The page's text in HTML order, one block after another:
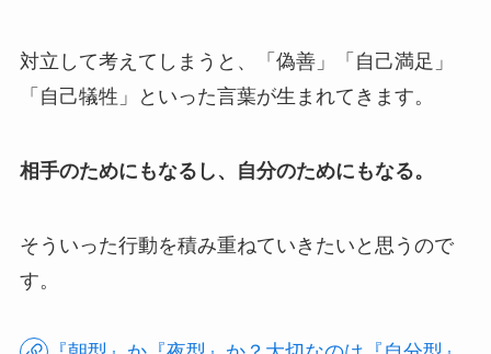
対立して考えてしまうと、「偽善」「自己満足」
「自己犠牲」といった言葉が生まれてきます。
相手のためにもなるし、自分のためにもなる。
そういった行動を積み重ねていきたいと思うので
す。